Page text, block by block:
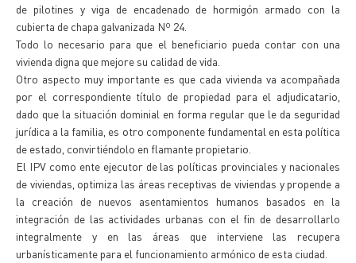
de pilotines y viga de encadenado de hormigón armado con la
cubierta de chapa galvanizada Nº 24.
Todo lo necesario para que el beneficiario pueda contar con una
vivienda digna que mejore su calidad de vida.
Otro aspecto muy importante es que cada vivienda va acompañada
por el correspondiente título de propiedad para el adjudicatario,
dado que la situación dominial en forma regular que le da seguridad
jurídica a la familia, es otro componente fundamental en esta política
de estado, convirtiéndolo en flamante propietario.
El IPV como ente ejecutor de las políticas provinciales y nacionales
de viviendas, optimiza las áreas receptivas de viviendas y propende a
la creación de nuevos asentamientos humanos basados en la
integración de las actividades urbanas con el fin de desarrollarlo
integralmente y en las áreas que interviene las recupera
urbanísticamente para el funcionamiento armónico de esta ciudad.